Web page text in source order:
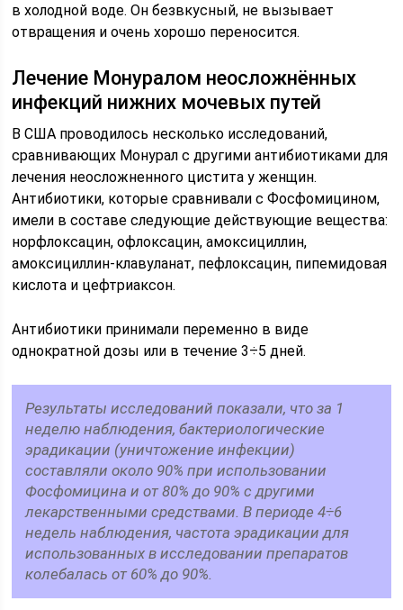
в холодной воде. Он безвкусный, не вызывает
отвращения и очень хорошо переносится.
Лечение Монуралом неосложнённых
инфекций нижних мочевых путей
В США проводилось несколько исследований,
сравнивающих Монурал с другими антибиотиками для
лечения неосложненного цистита у женщин.
Антибиотики, которые сравнивали с Фосфомицином,
имели в составе следующие действующие вещества:
норфлоксацин, офлоксацин, амоксициллин,
амоксициллин-клавуланат, пефлоксацин, пипемидовая
кислота и цефтриаксон.
Антибиотики принимали переменно в виде
однократной дозы или в течение 3÷5 дней.
Результаты исследований показали, что за 1
неделю наблюдения, бактериологические
эрадикации (уничтожение инфекции)
составляли около 90% при использовании
Фосфомицина и от 80% до 90% с другими
лекарственными средствами. В периоде 4÷6
недель наблюдения, частота эрадикации для
использованных в исследовании препаратов
колебалась от 60% до 90%.